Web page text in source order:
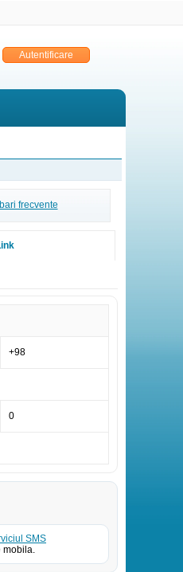
frecvente
+98
0
SMS
mobila.